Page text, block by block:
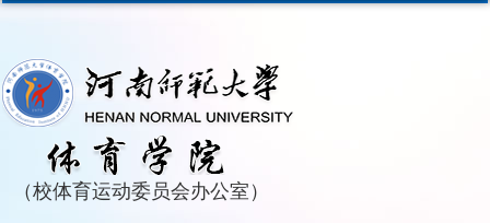
（校体育运动委员会办公室）